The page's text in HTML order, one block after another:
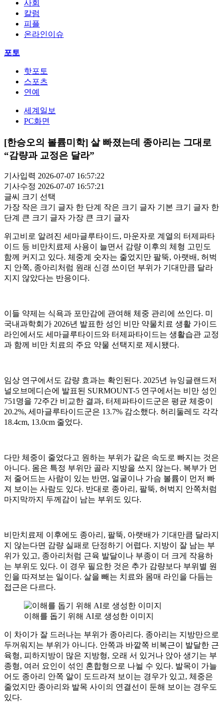
사회
칼럼
피플
온라인이슈
포토
핫포토
스포츠
연예
세계일보
PC화면
[한승오의 볼륨미학] 살 빠졌는데 종아리는 그대로
“감량과 교정은 달라”
기사입력 2026-07-07 16:57:22
기사수정 2026-07-07 16:57:21
글씨 크기 선택
가장 작은 크기 글자 한 단계 작은 크기 글자 기본 크기 글자 한
단계 큰 크기 글자 가장 큰 크기 글자
위고비로 알려진 세마글루타이드, 마운자로 계열의 터제파타
이드 등 비만치료제 사용이 늘면서 감량 이후의 체형 고민도
함께 커지고 있다. 체중계 숫자는 줄었지만 팔뚝, 아랫배, 허벅
지 안쪽, 종아리처럼 원래 신경 쓰이던 부위가 기대만큼 달라
지지 않았다는 반응이다.
이들 약제는 식욕과 포만감에 관여해 체중 관리에 쓰인다. 미
국내과학회가 2026년 발표한 성인 비만 약물치료 생활 가이드
라인에서도 세마글루타이드와 터제파타이드는 생활습관 교정
과 함께 비만 치료의 주요 약물 선택지로 제시됐다.
임상 연구에서도 감량 효과는 확인된다. 2025년 뉴잉글랜드저
널오브메디슨에 발표된 SURMOUNT-5 연구에서는 비만 성인
751명을 72주간 비교한 결과, 터제파타이드군은 평균 체중이
20.2%, 세마글루타이드군은 13.7% 감소했다. 허리둘레도 각각
18.4cm, 13.0cm 줄었다.
다만 체중이 줄었다고 원하는 부위가 같은 속도로 빠지는 것은
아니다. 몸은 특정 부위만 골라 지방을 쓰지 않는다. 복부가 먼
저 줄어드는 사람이 있는 반면, 얼굴이나 가슴 볼륨이 먼저 빠
져 보이는 사람도 있다. 반대로 종아리, 팔뚝, 허벅지 안쪽처럼
마지막까지 두께감이 남는 부위도 있다.
비만치료제 이후에도 종아리, 팔뚝, 아랫배가 기대만큼 달라지
지 않는다면 감량 실패로 단정하기 어렵다. 지방이 잘 남는 부
위가 있고, 종아리처럼 근육 발달이나 부종이 더 크게 작용하
는 부위도 있다. 이 경우 필요한 것은 추가 감량보다 부위별 원
인을 따져보는 일이다. 살을 빼는 치료와 몸매 라인을 다듬는
접근은 다르다.
이해를 돕기 위해 AI로 생성한 이미지
이 차이가 잘 드러나는 부위가 종아리다. 종아리는 지방만으로
두꺼워지는 부위가 아니다. 안쪽과 바깥쪽 비복근이 발달한 근
육형, 피하지방이 많은 지방형, 오래 서 있거나 앉아 생기는 부
종형, 여러 요인이 섞인 혼합형으로 나뉠 수 있다. 발목이 가늘
어도 종아리 안쪽 알이 도드라져 보이는 경우가 있고, 체중은
줄었지만 종아리와 발목 사이의 연결선이 둔해 보이는 경우도
있다.